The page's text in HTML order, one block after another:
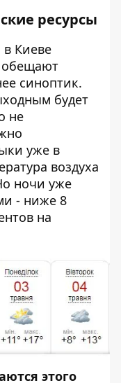
ресурсы
Киеве
обещают
синоптик.
будет
не
уже в
воздуха
ночи уже
- ниже 8
на
этого